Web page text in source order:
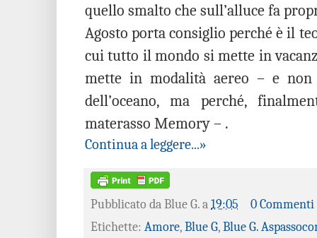
quello smalto che sull’alluce fa
Agosto porta consiglio perché è il
cui tutto il mondo si mette in
mette in modalità aereo – e non
dell’oceano, ma perché,
materasso Memory – .
Continua a leggere...»
Pubblicato da Blue G. a 19:05
0 Commenti
Etichette: Amore, Blue G, Blue G.